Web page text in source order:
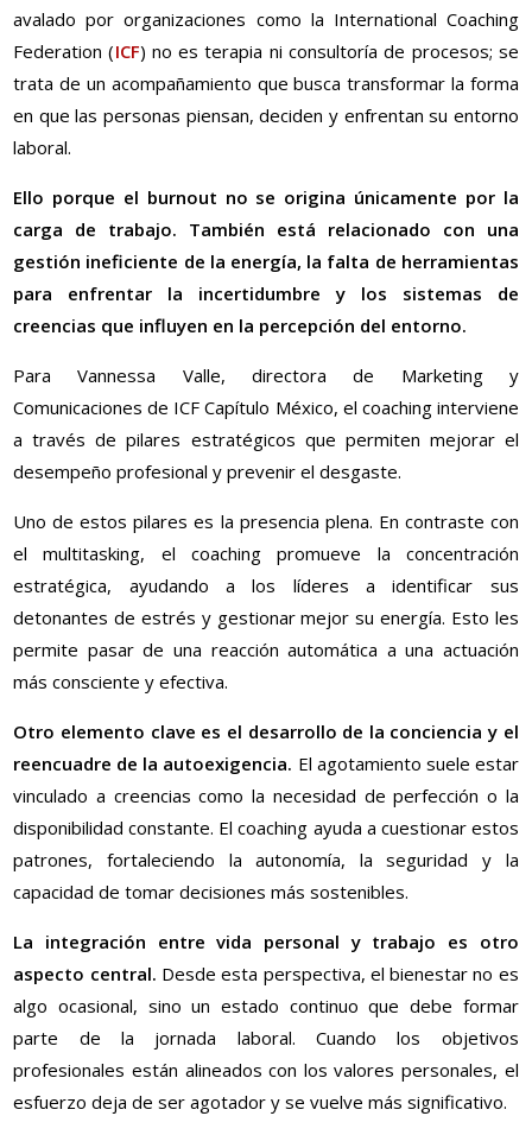
avalado por organizaciones como la International Coaching
Federation (ICF) no es terapia ni consultoría de procesos; se
trata de un acompañamiento que busca transformar la forma
en que las personas piensan, deciden y enfrentan su entorno
laboral.
Ello porque el burnout no se origina únicamente por la
carga de trabajo. También está relacionado con una
gestión ineficiente de la energía, la falta de herramientas
para enfrentar la incertidumbre y los sistemas de
creencias que influyen en la percepción del entorno.
Para Vannessa Valle, directora de Marketing y
Comunicaciones de ICF Capítulo México, el coaching interviene
a través de pilares estratégicos que permiten mejorar el
desempeño profesional y prevenir el desgaste.
Uno de estos pilares es la presencia plena. En contraste con
el multitasking, el coaching promueve la concentración
estratégica, ayudando a los líderes a identificar sus
detonantes de estrés y gestionar mejor su energía. Esto les
permite pasar de una reacción automática a una actuación
más consciente y efectiva.
Otro elemento clave es el desarrollo de la conciencia y el
reencuadre de la autoexigencia. El agotamiento suele estar
vinculado a creencias como la necesidad de perfección o la
disponibilidad constante. El coaching ayuda a cuestionar estos
patrones, fortaleciendo la autonomía, la seguridad y la
capacidad de tomar decisiones más sostenibles.
La integración entre vida personal y trabajo es otro
aspecto central. Desde esta perspectiva, el bienestar no es
algo ocasional, sino un estado continuo que debe formar
parte de la jornada laboral. Cuando los objetivos
profesionales están alineados con los valores personales, el
esfuerzo deja de ser agotador y se vuelve más significativo.